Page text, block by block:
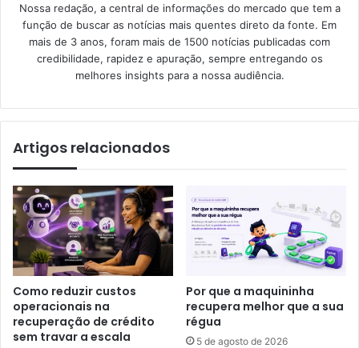
Nossa redação, a central de informações do mercado que tem a
função de buscar as notícias mais quentes direto da fonte. Em
mais de 3 anos, foram mais de 1500 notícias publicadas com
credibilidade, rapidez e apuração, sempre entregando os
melhores insights para a nossa audiência.
Artigos relacionados
Como reduzir custos
operacionais na
recuperação de crédito
sem travar a escala
Por que a maquininha
recupera melhor que a sua
régua
5 de agosto de 2026